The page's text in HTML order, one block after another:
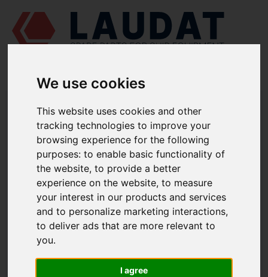
We use cookies
This website uses cookies and other
tracking technologies to improve your
browsing experience for the following
purposes:to enable basic functionality of
the website,to provide a better
experience on the website,to measure
your interest in our products and services
and to personalize marketing interactions,
to deliver ads that are more relevant to
you.
I agree
/ VÁLVULA DE IMPULSIÓN Г60-5002-2
LAUDAT SUPPLY
RUMO
6 CHRN 36/45 - G60
CATEGORIA DE BOMBA DE INYECCIÓN DE COMBUSTIBLE
VÁLVULA DE IMPULSIÓN
NÚMERO DE PIEZA: Г60-5002-2